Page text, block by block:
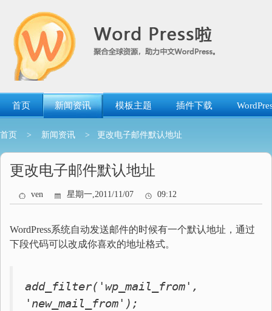
首页 新闻资讯 模板主题 插件下载
首页 > 新闻资讯 > 更改电子邮件默认地址
更改电子邮件默认地址
ven 星期一,2011/11/07 09:12
WordPress系统自动发送邮件的时候有一个默认地址，通过
下段代码可以改成你喜欢的地址格式。
add_filter('wp_mail_from',
'new_mail_from');